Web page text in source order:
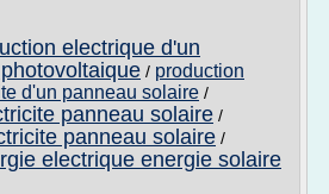
electrique d'un
/ production
d'un panneau solaire /
panneau solaire /
panneau solaire /
electrique energie solaire